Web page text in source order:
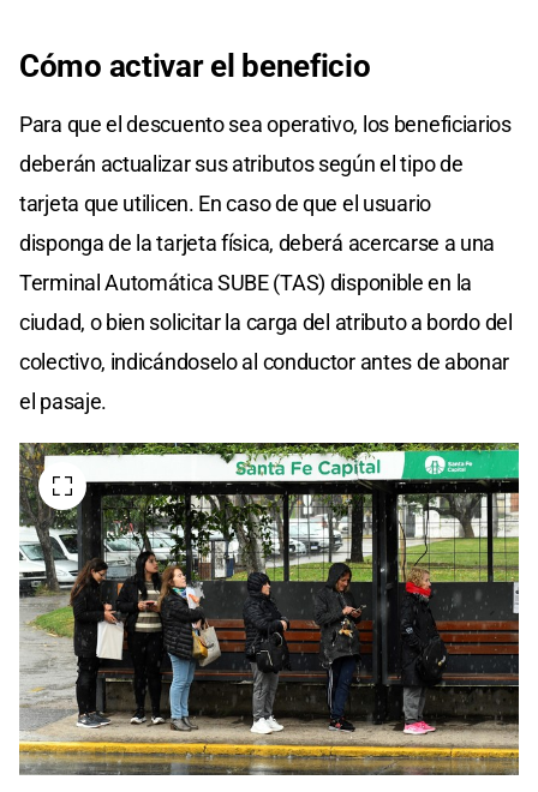
Cómo activar el beneficio
Para que el descuento sea operativo, los beneficiarios
deberán actualizar sus atributos según el tipo de
tarjeta que utilicen. En caso de que el usuario
disponga de la tarjeta física, deberá acercarse a una
Terminal Automática SUBE (TAS) disponible en la
ciudad, o bien solicitar la carga del atributo a bordo del
colectivo, indicándoselo al conductor antes de abonar
el pasaje.